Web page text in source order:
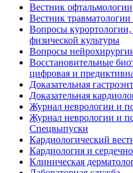
Вестник офтальмологии
Вестник
Вопросы
физической культуры
Вопросы
Восстановительные
цифровая и
Доказательная
Доказательная
Журнал неврологии и
Журнал неврологии и
Спецвыпуски
Кардиологический
Кардиология и
Клиническая